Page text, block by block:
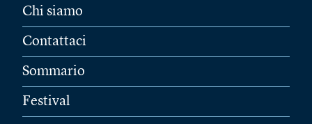
Chi siamo
Contattaci
Sommario
Festival